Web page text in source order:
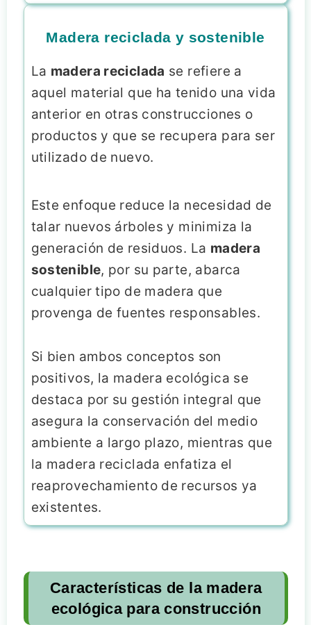
Madera reciclada y sostenible
La madera reciclada se refiere a
aquel material que ha tenido una vida
anterior en otras construcciones o
productos y que se recupera para ser
utilizado de nuevo.
Este enfoque reduce la necesidad de
talar nuevos árboles y minimiza la
generación de residuos. La madera
sostenible, por su parte, abarca
cualquier tipo de madera que
provenga de fuentes responsables.
Si bien ambos conceptos son
positivos, la madera ecológica se
destaca por su gestión integral que
asegura la conservación del medio
ambiente a largo plazo, mientras que
la madera reciclada enfatiza el
reaprovechamiento de recursos ya
existentes.
Características de la madera
ecológica para construcción